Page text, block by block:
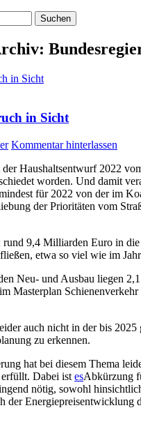
in Sicht
Kommentar hinterlassen
Haushaltsentwurf 2022
worden. Und damit
für 2022 von der im
der Prioritäten vom
rund 9,4 Milliarden Euro in die
etwa so viel wie im
Neu- und Ausbau liegen
Masterplan Schienenverkehr
auch nicht in der bis 2025
zu erkennen.
hat bei diesem Thema
Dabei ist esAbkürzung
nötig, sowohl
der Energiepreisentwicklung